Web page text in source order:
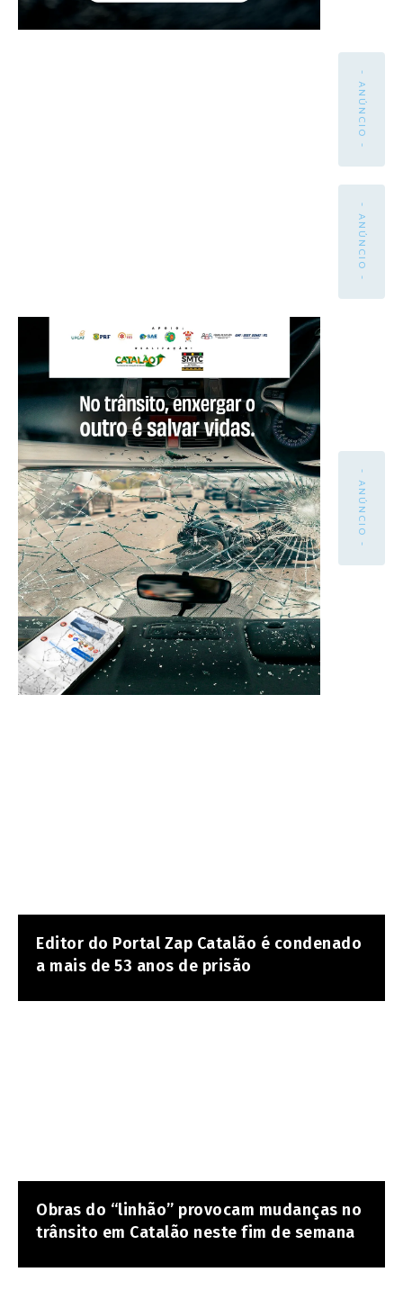
- ANÚNCIO -
- ANÚNCIO -
- ANÚNCIO -
Editor do Portal Zap Catalão é condenado
a mais de 53 anos de prisão
Obras do “linhão” provocam mudanças no
trânsito em Catalão neste fim de semana